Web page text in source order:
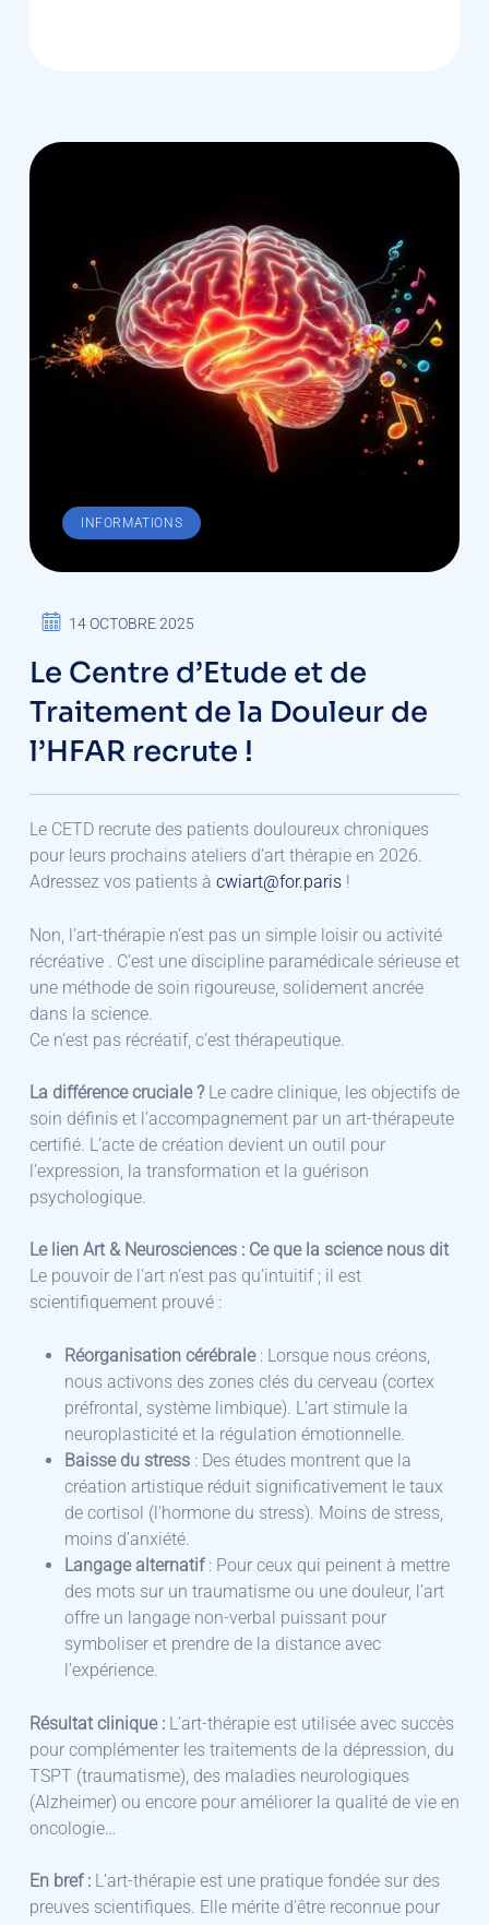
INFORMATIONS
14 OCTOBRE 2025
Le Centre d’Etude et de
Traitement de la Douleur de
l’HFAR recrute !
Le CETD recrute des patients douloureux chroniques
pour leurs prochains ateliers d’art thérapie en 2026.
Adressez vos patients à cwiart@for.paris !
Non, l’art-thérapie n’est pas un simple loisir ou activité
récréative . C’est une discipline paramédicale sérieuse et
une méthode de soin rigoureuse, solidement ancrée
dans la science.
​Ce n’est pas récréatif, c’est thérapeutique.
La différence cruciale ?Le cadre clinique, les objectifs de
soin définis et l’accompagnement par un art-thérapeute
certifié. L’acte de création devient un outil pour
l’expression, la transformation et la guérison
psychologique.
Le lien Art & Neurosciences : Ce que la science nous dit
​Le pouvoir de l’art n’est pas qu’intuitif ; il est
scientifiquement prouvé :
Réorganisation cérébrale: Lorsque nous créons,
nous activons des zones clés du cerveau (cortex
préfrontal, système limbique). L’art stimule la
neuroplasticité et la régulation émotionnelle.
Baisse du stress : Des études montrent que la
création artistique réduit significativement le taux
de cortisol (l’hormone du stress). Moins de stress,
moins d’anxiété.
Langage alternatif: Pour ceux qui peinent à mettre
des mots sur un traumatisme ou une douleur, l’art
offre un langage non-verbal puissant pour
symboliser et prendre de la distance avec
l’expérience.
​Résultat clinique : L’art-thérapie est utilisée avec succès
pour complémenter les traitements de la dépression, du
TSPT (traumatisme), des maladies neurologiques
(Alzheimer) ou encore pour améliorer la qualité de vie en
oncologie…
En bref : L’art-thérapie est une pratique fondée sur des
preuves scientifiques. Elle mérite d’être reconnue pour